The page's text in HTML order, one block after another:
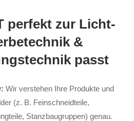
perfekt zur Licht-
&
passt
Wir verstehen Ihre Produkte und
(z. B. Feinschneidteile,
Stanzbaugruppen) genau.